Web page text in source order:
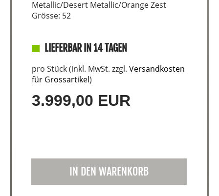
Metallic/Desert Metallic/Orange Zest
Grösse: 52
LIEFERBAR IN 14 TAGEN
pro Stück (inkl. MwSt. zzgl. Versandkosten
für Grossartikel)
3.999,00 EUR
IN DEN WARENKORB